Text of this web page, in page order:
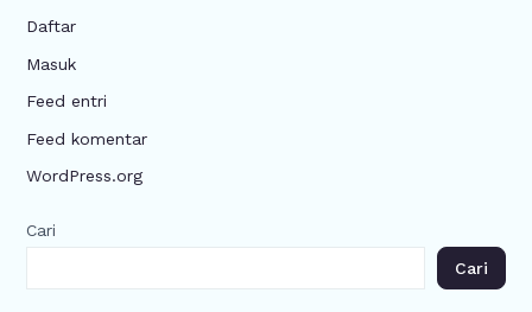
Daftar
Masuk
Feed entri
Feed komentar
WordPress.org
Cari
Cari